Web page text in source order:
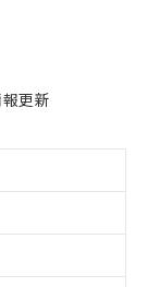
更新